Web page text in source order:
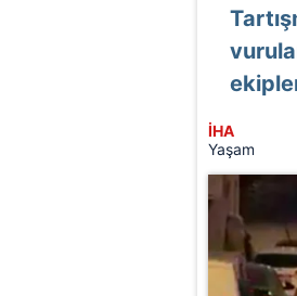
İHA
Yaşam